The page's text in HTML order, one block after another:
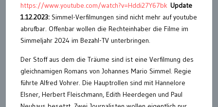
https://www.youtube.com/watch?v=Hddi27Y67bk Update
1.12.2023: Simmel-Verfilmungen sind nicht mehr auf youtube
abrufbar. Offenbar wollen die Rechteinhaber die Filme im
Simmeljahr 2024 im Bezahl-TV unterbringen.
Der Stoff aus dem die Träume sind ist eine Verfilmung des
gleichnamigen Romans von Johannes Mario Simmel. Regie
führte Alfred Vohrer. Die Hauptrollen sind mit Hannelore
Elsner, Herbert Fleischmann, Edith Heerdegen und Paul